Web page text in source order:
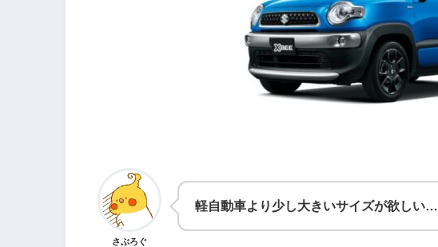
さぶろぐ
軽自動車より少し大きいサイズが欲しい…